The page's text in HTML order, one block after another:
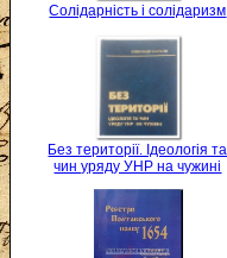
Солідарність і солідаризм
Без території. Ідеологія та
чин уряду УНР на чужині